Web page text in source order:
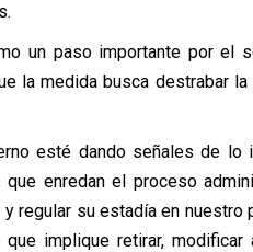
un paso importante por el
la medida busca destrabar
esté dando señales de
enredan el proceso
regular su estadía en
implique retirar, modificar